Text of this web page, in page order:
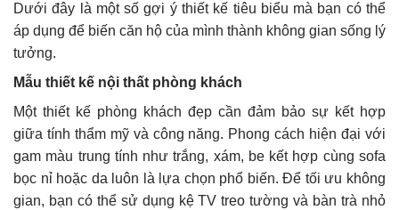
Dưới đây là một số gợi ý thiết kế tiêu biểu mà bạn có thể
áp dụng để biến căn hộ của mình thành không gian sống lý
tưởng.
Mẫu thiết kế nội thất phòng khách
Một thiết kế phòng khách đẹp cần đảm bảo sự kết hợp
giữa tính thẩm mỹ và công năng. Phong cách hiện đại với
gam màu trung tính như trắng, xám, be kết hợp cùng sofa
bọc nỉ hoặc da luôn là lựa chọn phổ biến. Để tối ưu không
gian, bạn có thể sử dụng kệ TV treo tường và bàn trà nhỏ